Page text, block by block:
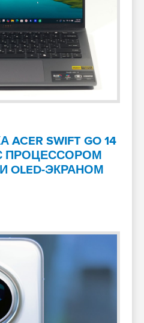
SWIFT GO 14
С ПРОЦЕССОРОМ
И OLED-ЭКРАНОМ